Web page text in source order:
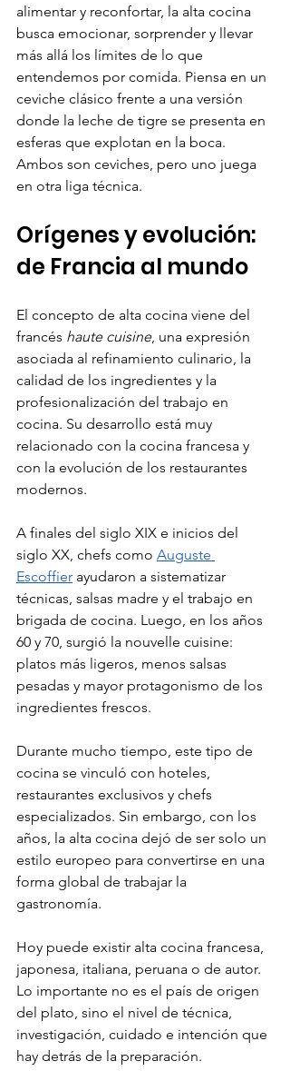
alimentar y reconfortar, la alta cocina
busca emocionar, sorprender y llevar
más allá los límites de lo que
entendemos por comida. Piensa en un
ceviche clásico frente a una versión
donde la leche de tigre se presenta en
esferas que explotan en la boca.
Ambos son ceviches, pero uno juega
en otra liga técnica.
Orígenes y evolución:
de Francia al mundo
El concepto de alta cocina viene del
francés haute cuisine, una expresión
asociada al refinamiento culinario, la
calidad de los ingredientes y la
profesionalización del trabajo en
cocina. Su desarrollo está muy
relacionado con la cocina francesa y
con la evolución de los restaurantes
modernos.
A finales del siglo XIX e inicios del
siglo XX, chefs como Auguste
Escoffier ayudaron a sistematizar
técnicas, salsas madre y el trabajo en
brigada de cocina. Luego, en los años
60 y 70, surgió la nouvelle cuisine:
platos más ligeros, menos salsas
pesadas y mayor protagonismo de los
ingredientes frescos.
Durante mucho tiempo, este tipo de
cocina se vinculó con hoteles,
restaurantes exclusivos y chefs
especializados. Sin embargo, con los
años, la alta cocina dejó de ser solo un
estilo europeo para convertirse en una
forma global de trabajar la
gastronomía.
Hoy puede existir alta cocina francesa,
japonesa, italiana, peruana o de autor.
Lo importante no es el país de origen
del plato, sino el nivel de técnica,
investigación, cuidado e intención que
hay detrás de la preparación.